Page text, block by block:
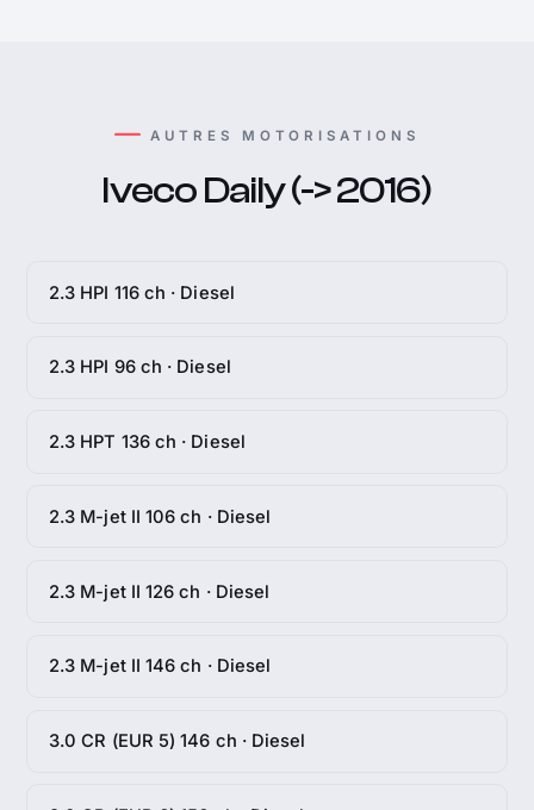
AUTRES MOTORISATIONS
Iveco Daily (-> 2016)
2.3 HPI 116 ch · Diesel
2.3 HPI 96 ch · Diesel
2.3 HPT 136 ch · Diesel
2.3 M-jet II 106 ch · Diesel
2.3 M-jet II 126 ch · Diesel
2.3 M-jet II 146 ch · Diesel
3.0 CR (EUR 5) 146 ch · Diesel